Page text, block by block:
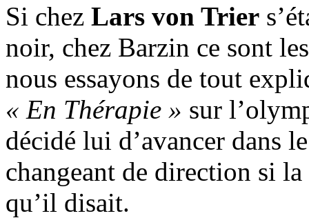
Si chez Lars von Trier
noir, chez Barzin ce sont
nous essayons de tout
« En Thérapie » sur
décidé lui d’avancer dans
changeant de direction si
qu’il disait.